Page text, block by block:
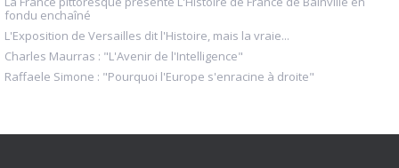
fondu enchaîné
L'Exposition de Versailles dit l'Histoire, mais la vraie...
Charles Maurras : "L'Avenir de l'Intelligence"
Raffaele Simone : "Pourquoi l'Europe s'enracine à droite"